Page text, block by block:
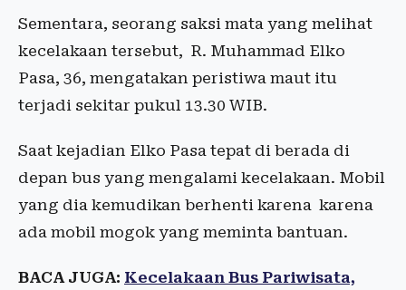
Sementara, seorang saksi mata yang melihat
kecelakaan tersebut, R. Muhammad Elko
Pasa, 36, mengatakan peristiwa maut itu
terjadi sekitar pukul 13.30 WIB.
Saat kejadian Elko Pasa tepat di berada di
depan bus yang mengalami kecelakaan. Mobil
yang dia kemudikan berhenti karena karena
ada mobil mogok yang meminta bantuan.
BACA JUGA: Kecelakaan Bus Pariwisata,